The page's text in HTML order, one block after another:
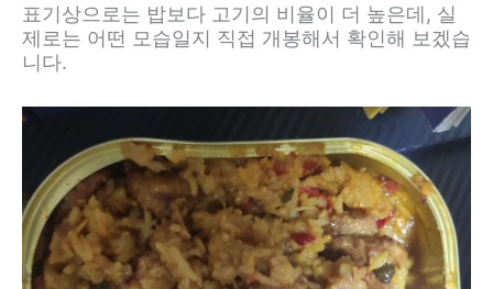
표기상으로는 밥보다 고기의 비율이 더 높은데, 실
제로는 어떤 모습일지 직접 개봉해서 확인해 보겠습
니다.